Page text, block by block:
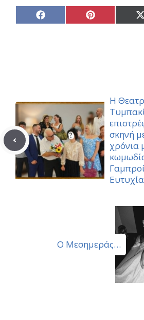
Share
on
Share
on
Η
σκηνή
χρόνια
Ο Μεσημεράς…